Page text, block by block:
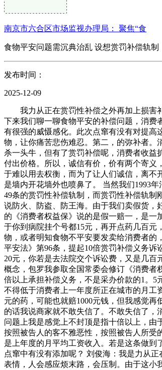
南京市六合区市场监视办理局： 聚焦“食
食物平安问题需沉典治乱 设想赏罚补偿轨制
发布时间：
2025-12-09
我力从正在赏罚性补偿之外再加上损害补
下来我们聊一聊食物平安的补偿问题，消费
有很强的威慑感化。此次点窜有没有对提高
物，让你痛苦悲伤难忍。第二，的弥补者。
杀一头牛，但有了赏罚补偿呢，消费者收益
付出价格。所以，诚信有价，价有两个寄义
于难以用去权衡，而为了让人们诚信，离不
是墙内开花墙外也喷鼻了。 当然我们1993
49条的赏罚性补偿轨制，而赏罚性补偿轨制
说防火、防盗、防王海。由于我们卖假货，
的《消费者权益保》说的是假一赔一，是一
于你到病院挂个号都15元，再开点药几百
物，或者明知食物不平安要发卖给消费者的
平安法》第96条，提起10倍赏罚补偿义务
20元，你若是去法院交个诉讼费，又是几
概念，包罗我参取全国常委会修订《消费者
倍以上承担补偿义务，不是采办价款的1。5
不得低于消费者上一年度所正在城市的月工
元的药，可能也就赔1000元钱，但我感觉
的话我说商家就不敢失信了。不敢失信了
问题上我是感觉上不封顶是指十倍以上，由
按照被告人的客不雅恶性，按照被告人所受
是上年度的月平均工资收入。若是这条做
点窜中有没有添加呢？ 刘俊海：我是力从
表情，人会感应烦末路，会压制。由于这小